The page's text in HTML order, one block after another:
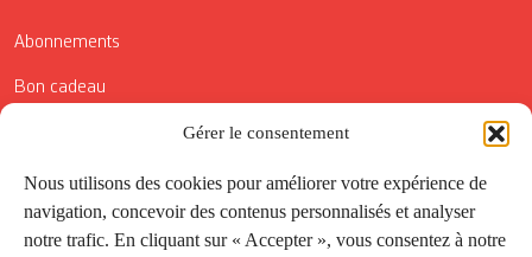
Gérer le consentement
Nous utilisons des cookies pour améliorer votre expérience de
navigation, concevoir des contenus personnalisés et analyser
notre trafic. En cliquant sur « Accepter », vous consentez à notre
Abonnements
Bon cadeau
Conditions générales de vente
Réductions de la Carte Côté Courrier
Application